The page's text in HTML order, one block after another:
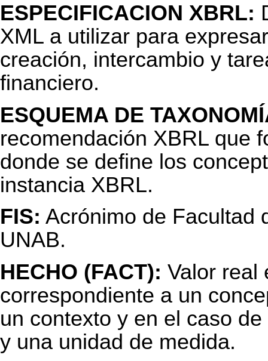
ESPECIFICACION XBRL:
XML a utilizar para
creación, intercambio y
financiero.
ESQUEMA DE
recomendación XBRL que
donde se define los
instancia XBRL.
FIS: Acrónimo de Facultad
UNAB.
HECHO (FACT): Valor real
correspondiente a un
un contexto y en el caso
y una unidad de medida.